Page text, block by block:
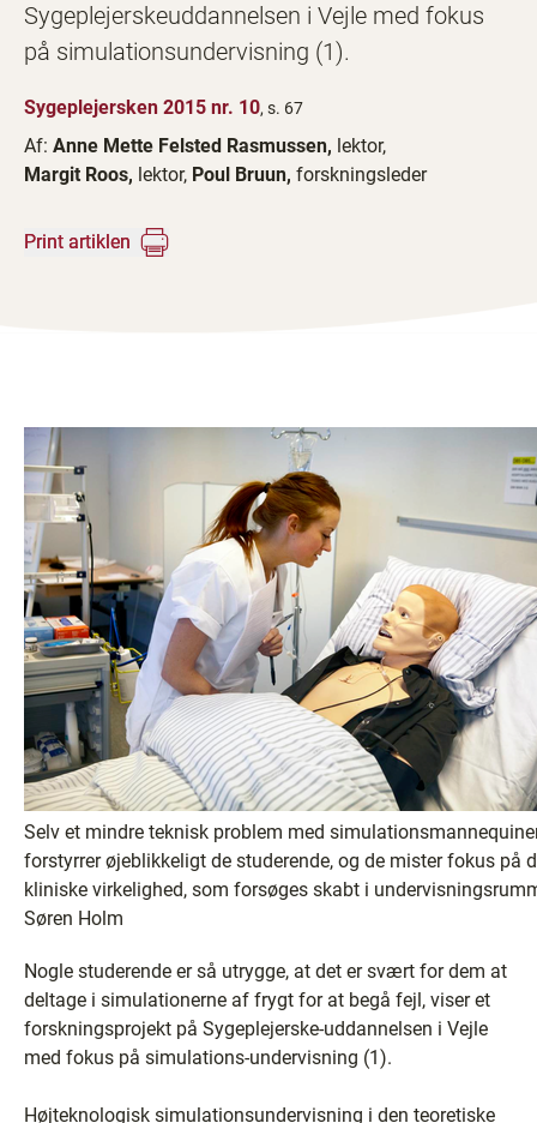
Sygeplejerskeuddannelsen i Vejle med fokus
på simulationsundervisning (1).
Sygeplejersken 2015 nr. 10, s. 67
Af: Anne Mette Felsted Rasmussen, lektor,
Margit Roos, lektor, Poul Bruun, forskningsleder
Print artiklen
Selv et mindre teknisk problem med
forstyrrer øjeblikkeligt de studerende, og de mister fokus på
kliniske virkelighed, som forsøges skabt i
Søren Holm
Nogle studerende er så utrygge, at det er svært for dem at
deltage i simulationerne af frygt for at begå fejl, viser et
forskningsprojekt på Sygeplejerske-uddannelsen i Vejle
med fokus på simulations-undervisning (1).
Højteknologisk simulationsundervisning i den teoretiske